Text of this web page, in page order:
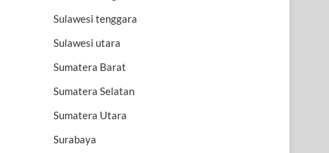
Sulawesi tenggara
Sulawesi utara
Sumatera Barat
Sumatera Selatan
Sumatera Utara
Surabaya